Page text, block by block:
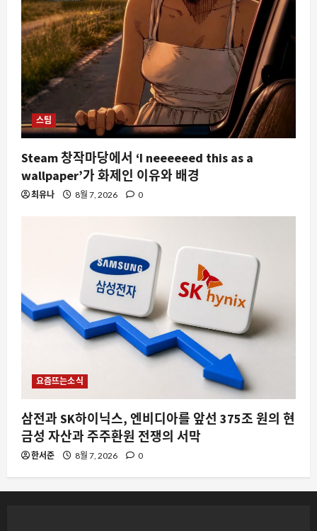
스팀
Steam 창작마당에서 ‘I neeeeeed this as a
wallpaper’가 화제인 이유와 배경
최유나 8월 7, 2026 0
요즘뜨는소식
삼전과 SK하이닉스, 엔비디아를 앞선 375조 원의 현
금성 자산과 주주환원 전쟁의 서막
한서준 8월 7, 2026 0